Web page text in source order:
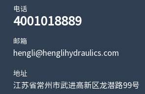
电话
4001018889
邮箱
hengli@henglihydraulics.com
地址
江苏省常州市武进高新区龙潜路99号